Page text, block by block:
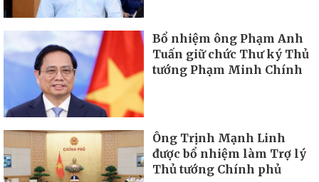
Bổ nhiệm ông Phạm Anh
Tuấn giữ chức Thư ký Thủ
tướng Phạm Minh Chính
Ông Trịnh Mạnh Linh
được bổ nhiệm làm Trợ lý
Thủ tướng Chính phủ